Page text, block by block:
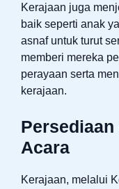
Kerajaan juga
baik seperti anak
asnaf untuk turut
memberi mereka
perayaan serta
kerajaan.
Acara
Kerajaan, melalui